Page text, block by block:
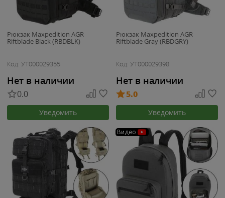
Рюкзак Maxpedition AGR
Riftblade Black (RBDBLK)
Код: УТ000029355
Нет в наличии
0.0
Уведомить
Рюкзак Maxpedition AGR
Riftblade Gray (RBDGRY)
Код: УТ000029398
Нет в наличии
5.0
Уведомить
Видео